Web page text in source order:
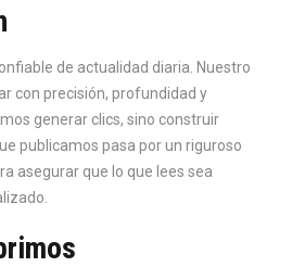
de actualidad diaria. Nuestro
con precisión, profundidad y
generar clics, sino construir
publicamos pasa por un riguroso
asegurar que lo que lees sea